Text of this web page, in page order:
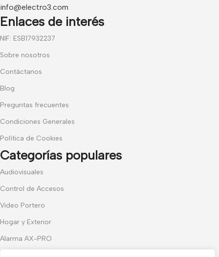
info@electro3.com
Enlaces de interés
NIF: ESB17932237
Sobre nosotros
Contáctanos
Blog
Preguntas frecuentes
Condiciones Generales
Política de Cookies
Categorías populares
Audiovisuales
Control de Accesos
Video Portero
Hogar y Exterior
Alarma AX-PRO